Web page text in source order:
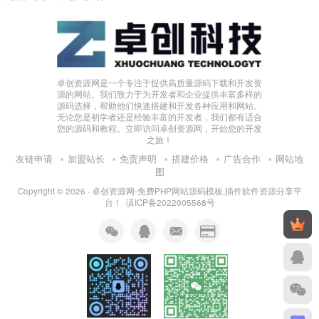
卓创资源网是一个专注于提供高质量源码下载和开发资
源的网站。我们致力于为开发者和企业提供丰富多样的
源码选择，帮助他们快速搭建和开发各种应用和网站。
无论您是初学者还是经验丰富的开发者，我们都有适合
您的源码和教程。立即访问卓创资源网，开始您的开发
之旅！
友链申请 加盟站长 免责声明 搭建价格 广告合作
网站地
图
Copyright © 2026 · 卓创资源网-免费PHP网站源码模板,插件软件资源分享平
台！ ·滇ICP备2022005568号